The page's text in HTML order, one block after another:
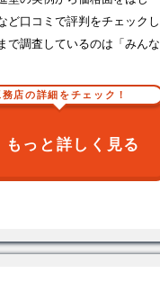
ど口コミで評判をチェックし
で調査しているのは「みんな
務店の詳細をチェック！
もっと詳しく見る